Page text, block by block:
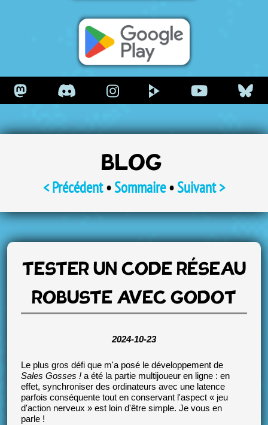
BLOG
< Précédent•Sommaire•Suivant >
TESTER UN CODE RÉSEAU
ROBUSTE AVEC GODOT
2024-10-23
Le plus gros défi que m'a posé le développement de
Sales Gosses !a été la partie multijoueur en ligne : en
effet, synchroniser des ordinateurs avec une latence
parfois conséquente tout en conservant l'aspect « jeu
d'action nerveux » est loin d'être simple. Je vous en
parle !